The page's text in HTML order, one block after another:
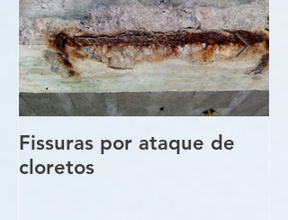
Fissuras por ataque de
cloretos